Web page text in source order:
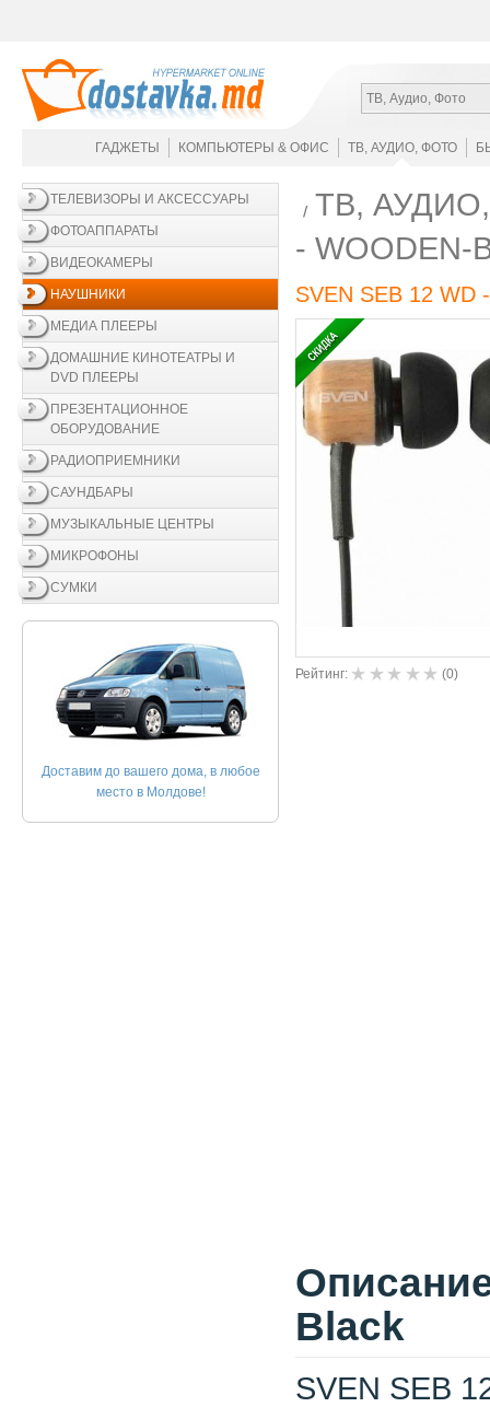
ТВ, Аудио, Фото
ГАДЖЕТЫ КОМПЬЮТЕРЫ & ОФИС ТВ, АУДИО, ФОТО
ТЕЛЕВИЗОРЫ И АКСЕССУАРЫ
ФОТОАППАРАТЫ
ВИДЕОКАМЕРЫ
НАУШНИКИ
МЕДИА ПЛЕЕРЫ
ДОМАШНИЕ КИНОТЕАТРЫ И
DVD ПЛЕЕРЫ
ПРЕЗЕНТАЦИОННОЕ
ОБОРУДОВАНИЕ
РАДИОПРИЕМНИКИ
САУНДБАРЫ
МУЗЫКАЛЬНЫЕ ЦЕНТРЫ
МИКРОФОНЫ
СУМКИ
Доставим до вашего дома, в любое
место в Молдове!
ТВ,
- WOODEN-
SVEN SEB 12 WD
Рейтинг: (0)
Black
SVEN SEB